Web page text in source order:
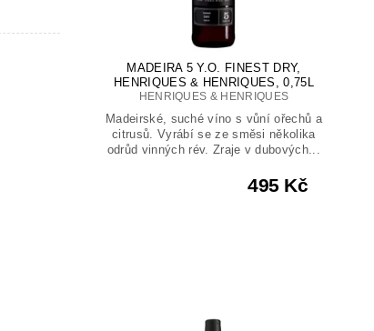
MADEIRA 5 Y.O. FINEST DRY,
HENRIQUES & HENRIQUES, 0,75L
HENRIQUES & HENRIQUES
Madeirské, suché víno s vůní ořechů a
citrusů. Vyrábí se ze směsi několika
odrůd vinných rév. Zraje v dubových...
495 Kč